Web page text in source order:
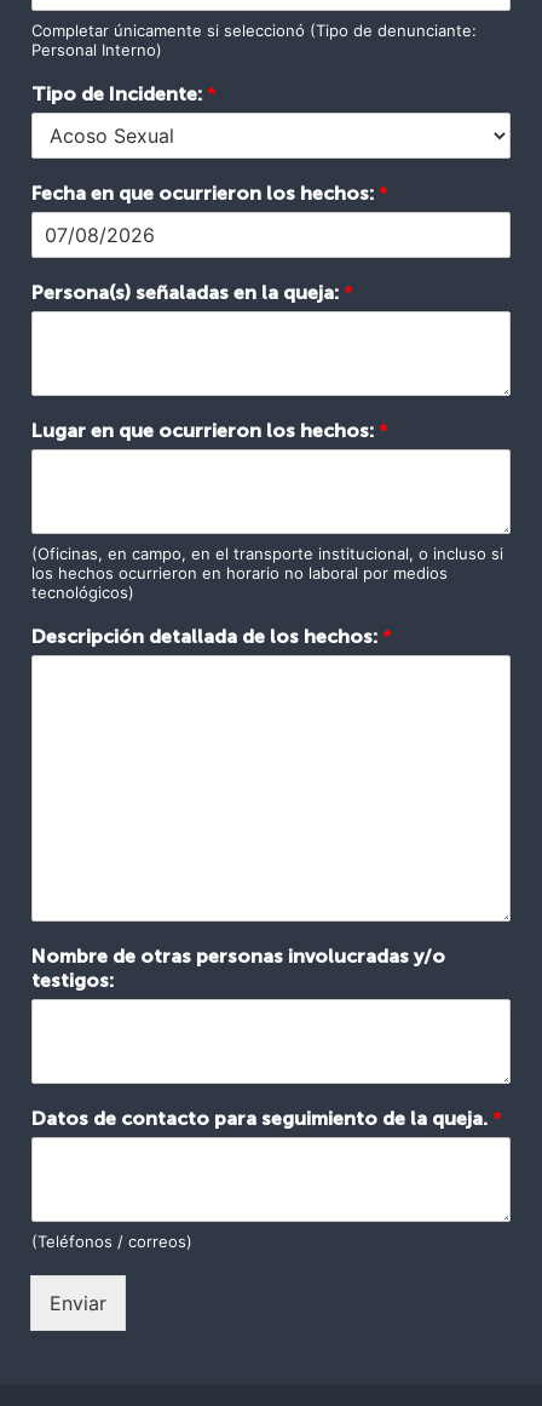
Completar únicamente si seleccionó (Tipo de denunciante:
Personal Interno)
Tipo de Incidente: *
Fecha en que ocurrieron los hechos: *
Persona(s) señaladas en la queja: *
Lugar en que ocurrieron los hechos: *
(Oficinas, en campo, en el transporte institucional, o incluso si
los hechos ocurrieron en horario no laboral por medios
tecnológicos)
D
I
c
i
t
e
:
Descripción detallada de los hechos: *
Nombre de otras personas involucradas y/o
testigos:
Datos de contacto para seguimiento de la queja. *
(Teléfonos / correos)
Enviar